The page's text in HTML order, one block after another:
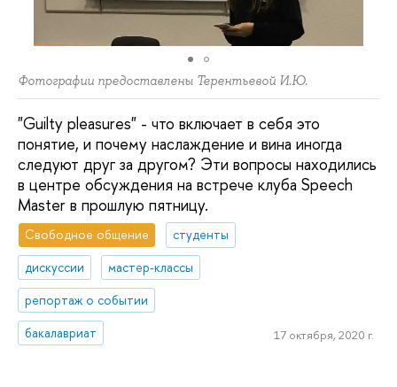
Фотографии предоставлены Терентьевой И.Ю.
"Guilty pleаsures" - что включает в себя это
понятие, и почему наслаждение и вина иногда
следуют друг за другом? Эти вопросы находились
в центре обсуждения на встрече клуба Speech
Master в прошлую пятницу.
Свободное общение
студенты
дискуссии
мастер-классы
репортаж о событии
бакалавриат
17 октября, 2020 г.